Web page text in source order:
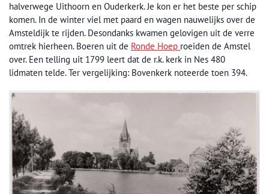
halverwege Uithoorn en Ouderkerk. Je kon er het beste per schip
komen. In de winter viel met paard en wagen nauwelijks over de
Amsteldijk te rijden. Desondanks kwamen gelovigen uit de verre
omtrek hierheen. Boeren uit de Ronde Hoep roeiden de Amstel
over. Een telling uit 1799 leert dat de r.k. kerk in Nes 480
lidmaten telde. Ter vergelijking: Bovenkerk noteerde toen 394.